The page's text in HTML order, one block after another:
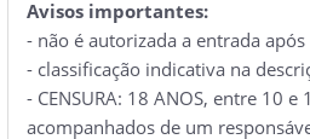
Avisos importantes:
- não é autorizada a entrada
- classificação indicativa na
- CENSURA: 18 ANOS, entre 10
acompanhados de um